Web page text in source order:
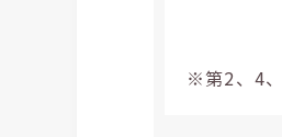
※第2、4